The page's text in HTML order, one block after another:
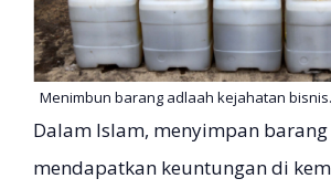
Menimbun barang adlaah kejahatan
Dalam Islam, menyimpan
mendapatkan keuntungan di